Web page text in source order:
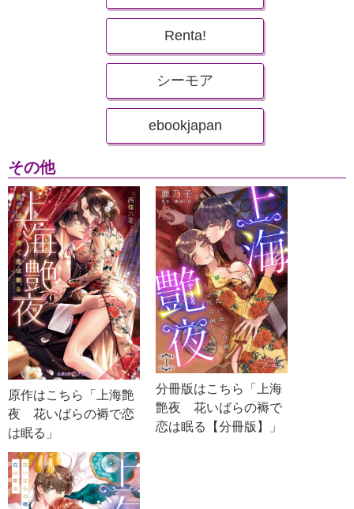
Renta!
シーモア
ebookjapan
その他
原作はこちら「上海艶
夜 花いばらの褥で恋
は眠る」
分冊版はこちら「上海
艶夜 花いばらの褥で
恋は眠る【分冊版】」